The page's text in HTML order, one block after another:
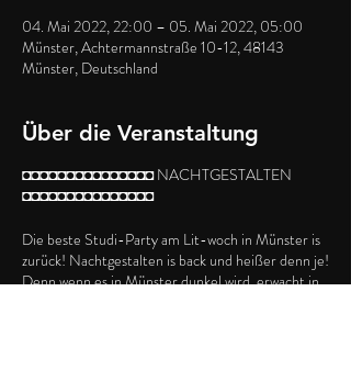
04. Mai 2022, 22:00 – 05. Mai 2022, 05:00
Münster, Achtermannstraße 10-12, 48143
Münster, Deutschland
Über die Veranstaltung
◘◘◘◘◘◘◘◘◘◘◘◘◘◘◘ NACHTGESTALTEN
◘◘◘◘◘◘◘◘◘◘◘◘◘◘◘
Die beste Studi-Party am Lit-woch in Münster is
zurück! Nachtgestalten is back und heißer denn je!
Denn wenn es in Münster dunkel wird, erwacht in